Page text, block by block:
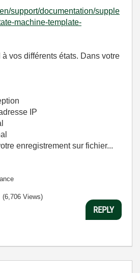
support/documentation/supple
machine-template-
vos différents états. Dans votre
IP
enregistrement sur fichier...
(6,706 Views)
REPLY